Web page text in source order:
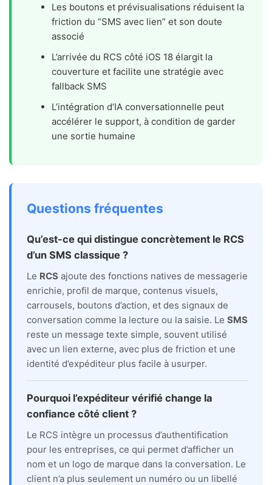
Les boutons et prévisualisations réduisent la
friction du “SMS avec lien” et son doute
associé
L’arrivée du RCS côté iOS 18 élargit la
couverture et facilite une stratégie avec
fallback SMS
L’intégration d’IA conversationnelle peut
accélérer le support, à condition de garder
une sortie humaine
Questions fréquentes
Qu’est-ce qui distingue concrètement le RCS
d’un SMS classique ?
Le RCS ajoute des fonctions natives de messagerie
enrichie, profil de marque, contenus visuels,
carrousels, boutons d’action, et des signaux de
conversation comme la lecture ou la saisie. Le SMS
reste un message texte simple, souvent utilisé
avec un lien externe, avec plus de friction et une
identité d’expéditeur plus facile à usurper.
Pourquoi l’expéditeur vérifié change la
confiance côté client ?
Le RCS intègre un processus d’authentification
pour les entreprises, ce qui permet d’afficher un
nom et un logo de marque dans la conversation. Le
client n’a plus seulement un numéro ou un libellé